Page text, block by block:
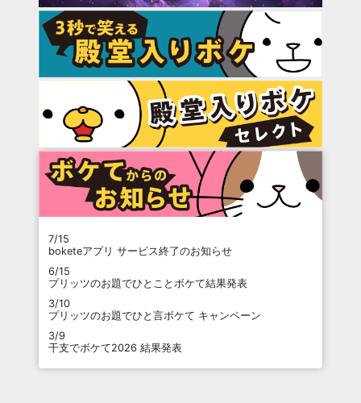
7/15
boketeアプリ サービス終了のお知らせ
6/15
プリッツのお題でひとことボケて結果発表
3/10
プリッツのお題でひと言ボケて キャンペーン
3/9
干支でボケて2026 結果発表